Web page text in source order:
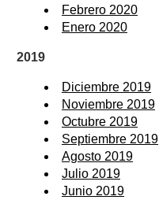
Febrero 2020
Enero 2020
2019
Diciembre 2019
Noviembre 2019
Octubre 2019
Septiembre 2019
Agosto 2019
Julio 2019
Junio 2019